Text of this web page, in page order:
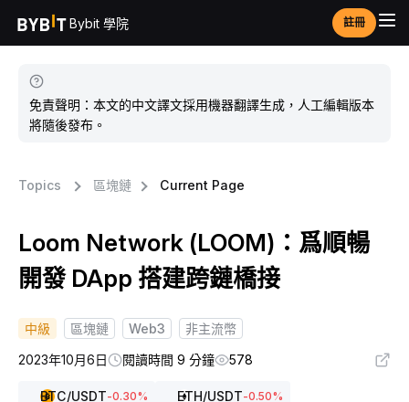
Bybit 學院 註冊
免責聲明：本文的中文譯文採用機器翻譯生成，人工編輯版本
將隨後發布。
Topics 區塊鏈 Current Page
Loom Network (LOOM)：爲順暢
開發 DApp 搭建跨鏈橋接
中級 區塊鏈 Web3
非主流幣
2023年10月6日
閱讀時間 9 分鐘 578
BTC/USDT-0.30% ETH/USDT-0.50%